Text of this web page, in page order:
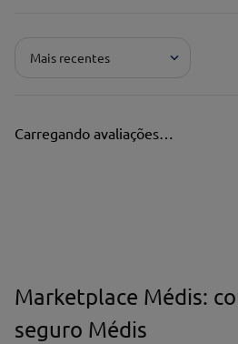
Mais recentes
Carregando avaliações…
Marketplace Médis:
seguro Médis